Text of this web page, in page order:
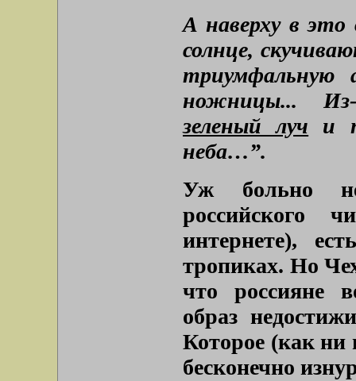
А наверху в это
солнце,
триумфальную
ножницы...
зеленый луч и
неба…”.
Уж больно
российского
интернете),
тропиках. Но
что россияне
образ
Которое (как ни
бесконечно